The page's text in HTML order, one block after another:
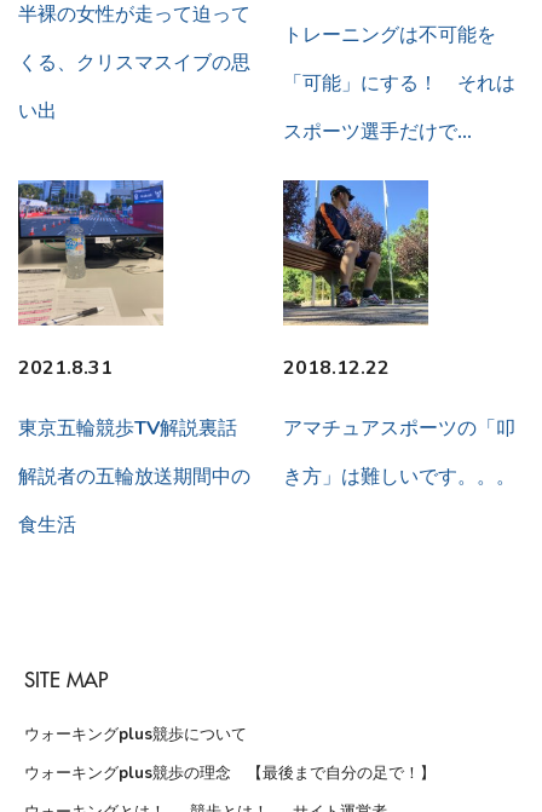
半裸の女性が走って迫って
くる、クリスマスイブの思
い出
トレーニングは不可能を
「可能」にする！ それは
スポーツ選手だけで…
2021.8.31
東京五輪競歩TV解説裏話
解説者の五輪放送期間中の
食生活
2018.12.22
アマチュアスポーツの「叩
き方」は難しいです。。。
SITE MAP
ウォーキングplus競歩について
ウォーキングplus競歩の理念 【最後まで自分の足で！】